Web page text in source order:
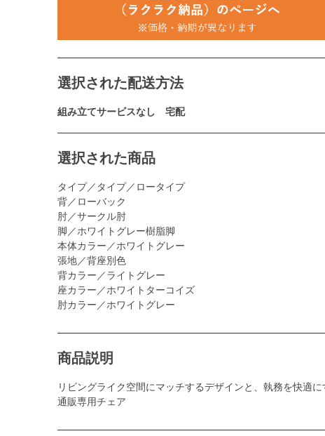
選択された配送方法
組み立てサービスなし 宅配
選択された商品
タイプ／タイプ／ロータイプ
背／ローバック
肘／サークル肘
脚／ホワイトグレー樹脂脚
本体カラー／ホワイトグレー
張地／背座別色
背カラー／ライトグレー
座カラー／ホワイトターコイズ
肘カラー／ホワイトグレー
商品説明
リビングライク空間にマッチするデザインと、執務を快適
通販専用チェア